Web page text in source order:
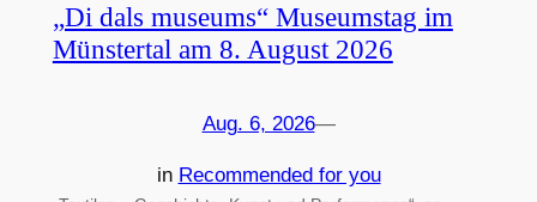
„Di dals museums“ Museumstag im
Münstertal am 8. August 2026
Aug. 6, 2026—
in Recommended for you